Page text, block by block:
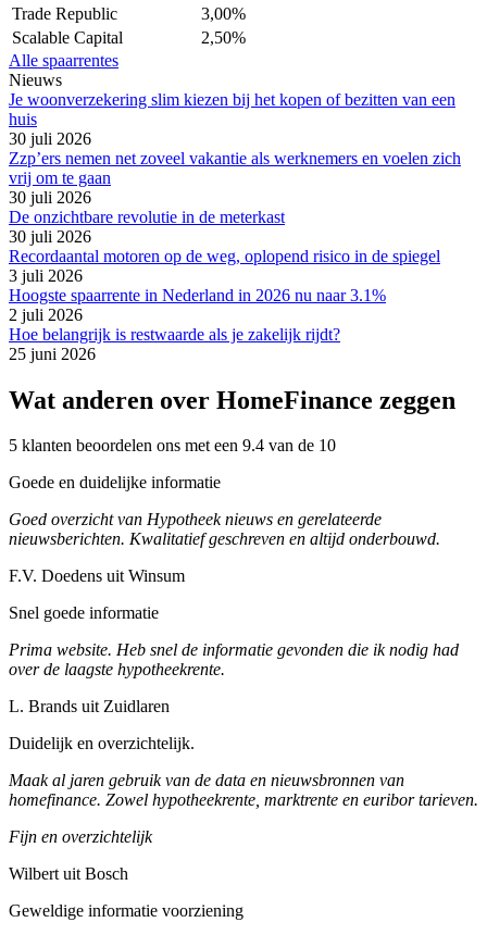
Trade Republic
3,00%
Scalable Capital
2,50%
Alle spaarrentes
Nieuws
Je woonverzekering slim kiezen bij het kopen of bezitten van een
huis
30 juli 2026
Zzp’ers nemen net zoveel vakantie als werknemers en voelen zich
vrij om te gaan
30 juli 2026
De onzichtbare revolutie in de meterkast
30 juli 2026
Recordaantal motoren op de weg, oplopend risico in de spiegel
3 juli 2026
Hoogste spaarrente in Nederland in 2026 nu naar 3.1%
2 juli 2026
Hoe belangrijk is restwaarde als je zakelijk rijdt?
25 juni 2026
Wat anderen over HomeFinance zeggen
5 klanten beoordelen ons met een 9.4 van de 10
Goede en duidelijke informatie
Goed overzicht van Hypotheek nieuws en gerelateerde
nieuwsberichten. Kwalitatief geschreven en altijd onderbouwd.
F.V. Doedens uit Winsum
Snel goede informatie
Prima website. Heb snel de informatie gevonden die ik nodig had
over de laagste hypotheekrente.
L. Brands uit Zuidlaren
Duidelijk en overzichtelijk.
Maak al jaren gebruik van de data en nieuwsbronnen van
homefinance. Zowel hypotheekrente, marktrente en euribor tarieven.
Fijn en overzichtelijk
Wilbert uit Bosch
Geweldige informatie voorziening